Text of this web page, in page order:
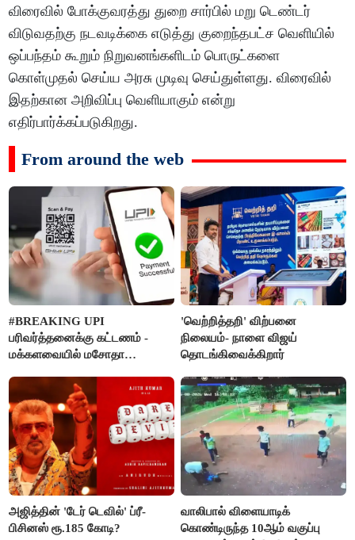
விரைவில் போக்குவரத்து துறை சார்பில் மறு டெண்டர்
விடுவதற்கு நடவடிக்கை எடுத்து குறைந்தபட்ச வெளியில்
ஒப்பந்தம் கூறும் நிறுவனங்களிடம் பொருட்களை
கொள்முதல் செய்ய அரசு முடிவு செய்துள்ளது. விரைவில்
இதற்கான அறிவிப்பு வெளியாகும் என்று
எதிர்பார்க்கப்படுகிறது.
From around the web
#BREAKING UPI
பரிவர்த்தனைக்கு கட்டணம் -
மக்களவையில் மசோதா
'வெற்றித்தறி' விற்பனை
நிலையம்- நாளை விஜய்
தொடங்கிவைக்கிறார்
அஜித்தின் 'டேர் டெவில்' ப்ரீ-
பிசினஸ் ரூ.185 கோடி?
வாலிபால் விளையாடிக்
கொண்டிருந்த 10ஆம் வகுப்பு